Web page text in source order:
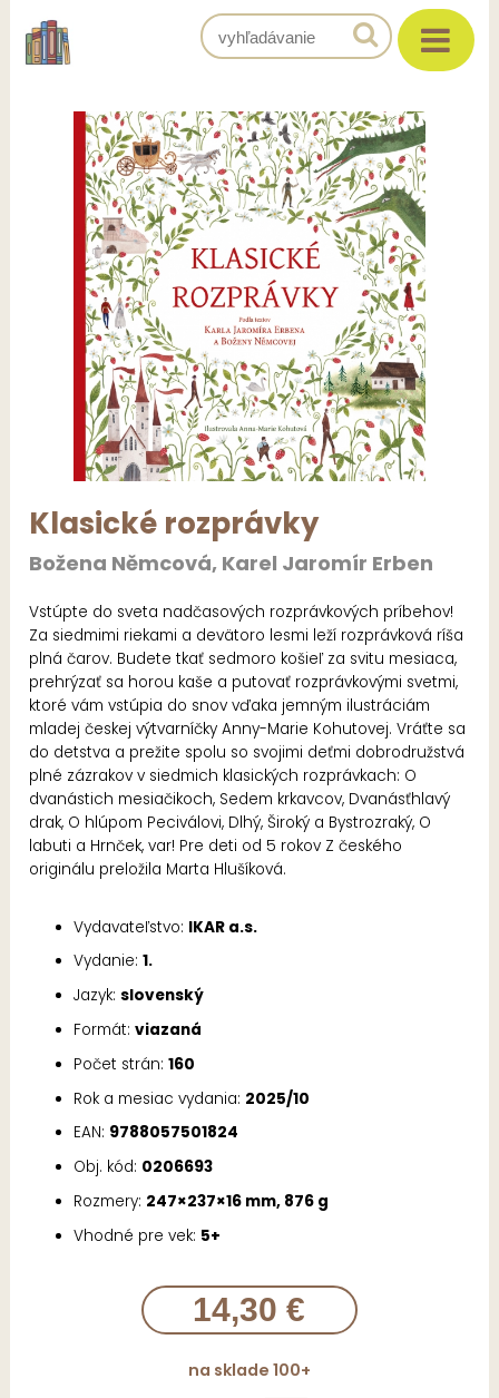
Klasické rozprávky
Božena Němcová, Karel Jaromír Erben
Vstúpte do sveta nadčasových rozprávkových príbehov!
Za siedmimi riekami a devätoro lesmi leží rozprávková ríša
plná čarov. Budete tkať sedmoro košieľ za svitu mesiaca,
prehrýzať sa horou kaše a putovať rozprávkovými svetmi,
ktoré vám vstúpia do snov vďaka jemným ilustráciám
mladej českej výtvarníčky Anny-Marie Kohutovej. Vráťte sa
do detstva a prežite spolu so svojimi deťmi dobrodružstvá
plné zázrakov v siedmich klasických rozprávkach: O
dvanástich mesiačikoch, Sedem krkavcov, Dvanásťhlavý
drak, O hlúpom Peciválovi, Dlhý, Široký a Bystrozraký, O
labuti a Hrnček, var! Pre deti od 5 rokov Z českého
originálu preložila Marta Hlušíková.
Vydavateľstvo: IKAR a.s.
Vydanie:1.
Jazyk:slovenský
Formát:viazaná
Počet strán:160
Rok a mesiac vydania: 2025/10
EAN: 9788057501824
Obj. kód: 0206693
Rozmery: 247×237×16 mm, 876 g
Vhodné pre vek: 5+
14,30 €
na sklade 100+